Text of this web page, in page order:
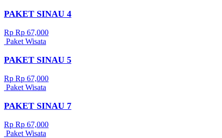
PAKET SINAU 4
Rp Rp 67,000
Paket Wisata
PAKET SINAU 5
Rp Rp 67,000
Paket Wisata
PAKET SINAU 7
Rp Rp 67,000
Paket Wisata